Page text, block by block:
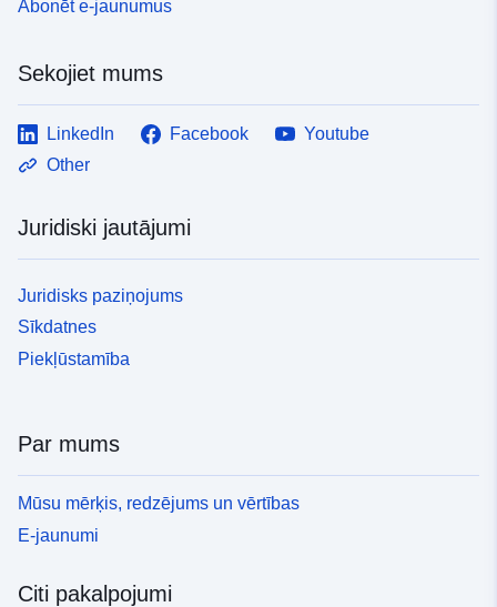
Abonēt e-jaunumus
Sekojiet mums
LinkedIn Facebook
Youtube
Other
Juridiski jautājumi
Juridisks paziņojums
Sīkdatnes
Piekļūstamība
Par mums
Mūsu mērķis, redzējums un vērtības
E-jaunumi
Citi pakalpojumi